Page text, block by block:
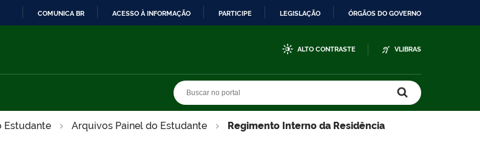
COMUNICA BR ACESSO À INFORMAÇÃO PARTICIPE LEGISLAÇÃO ÓRGÃOS DO GOVERNO
ALTO CONTRASTE VLIBRAS
Estudante Arquivos Painel do Estudante
Regimento Interno da Residência